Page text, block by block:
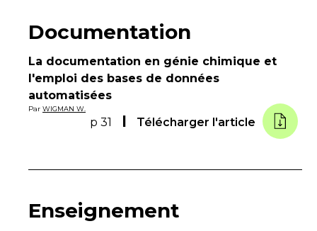
Documentation
La documentation en génie chimique et
l'emploi des bases de données
automatisées
Par WIGMAN W.
p 31 Télécharger l'article
Enseignement